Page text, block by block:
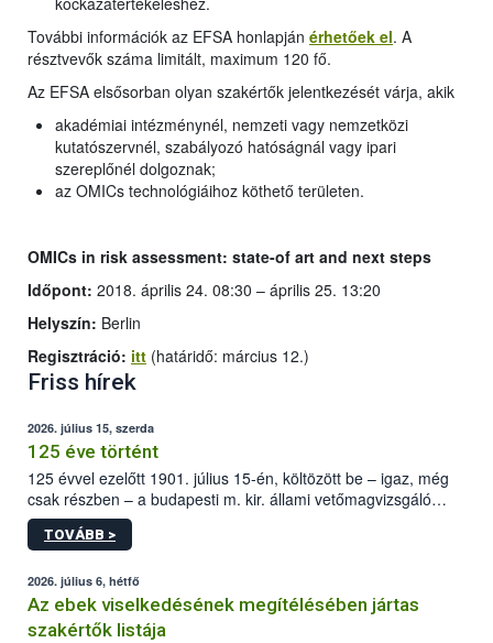
További információk az EFSA honlapján érhetőek el. A
résztvevők száma limitált, maximum 120 fő.
Az EFSA elsősorban olyan szakértők jelentkezését várja, akik
akadémiai intézménynél, nemzeti vagy nemzetközi
kutatószervnél, szabályozó hatóságnál vagy ipari
szereplőnél dolgoznak;
az OMICs technológiáihoz köthető területen.
OMICs in risk assessment: state-of art and next steps
Időpont: 2018. április 24. 08:30 – április 25. 13:20
Helyszín: Berlin
Regisztráció: itt (határidő: március 12.)
Friss hírek
2026. július 15, szerda
125 éve történt
125 évvel ezelőtt 1901. július 15-én, költözött be – igaz, még
csak részben – a budapesti m. kir. állami vetőmagvizsgáló
állomás a Kis Rókus utca 15. szám alatti, Czigler Győző által
tervezett új épületébe.
TOVÁBB >
2026. július 6, hétfő
Az ebek viselkedésének megítélésében jártas
szakértők listája